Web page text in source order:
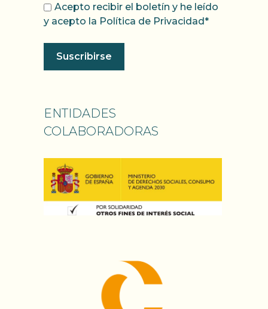
Acepto recibir el boletín y he leído
y acepto la Política de Privacidad*
ENTIDADES
COLABORADORAS